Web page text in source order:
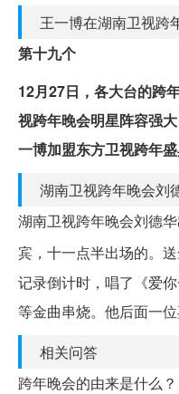
王一博在湖南卫视跨
第十九个
12月27日，各大台的跨
视跨年晚会明星阵容强
一博加盟东方卫视跨年盛
湖南卫视跨年晚会刘
湖南卫视跨年晚会刘德
宾，十一点半出场的。
记录倒计时，唱了《爱
等金曲串烧。他后面一位
相关问答
跨年晚会的由来是什么？